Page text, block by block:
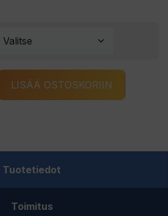
Vision
määrä
LISÄÄ OSTOSKORIIN
Tuotetiedot
Toimitus